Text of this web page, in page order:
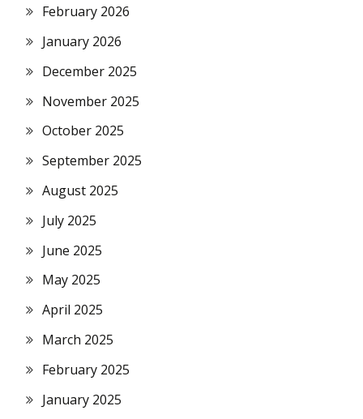
February 2026
January 2026
December 2025
November 2025
October 2025
September 2025
August 2025
July 2025
June 2025
May 2025
April 2025
March 2025
February 2025
January 2025